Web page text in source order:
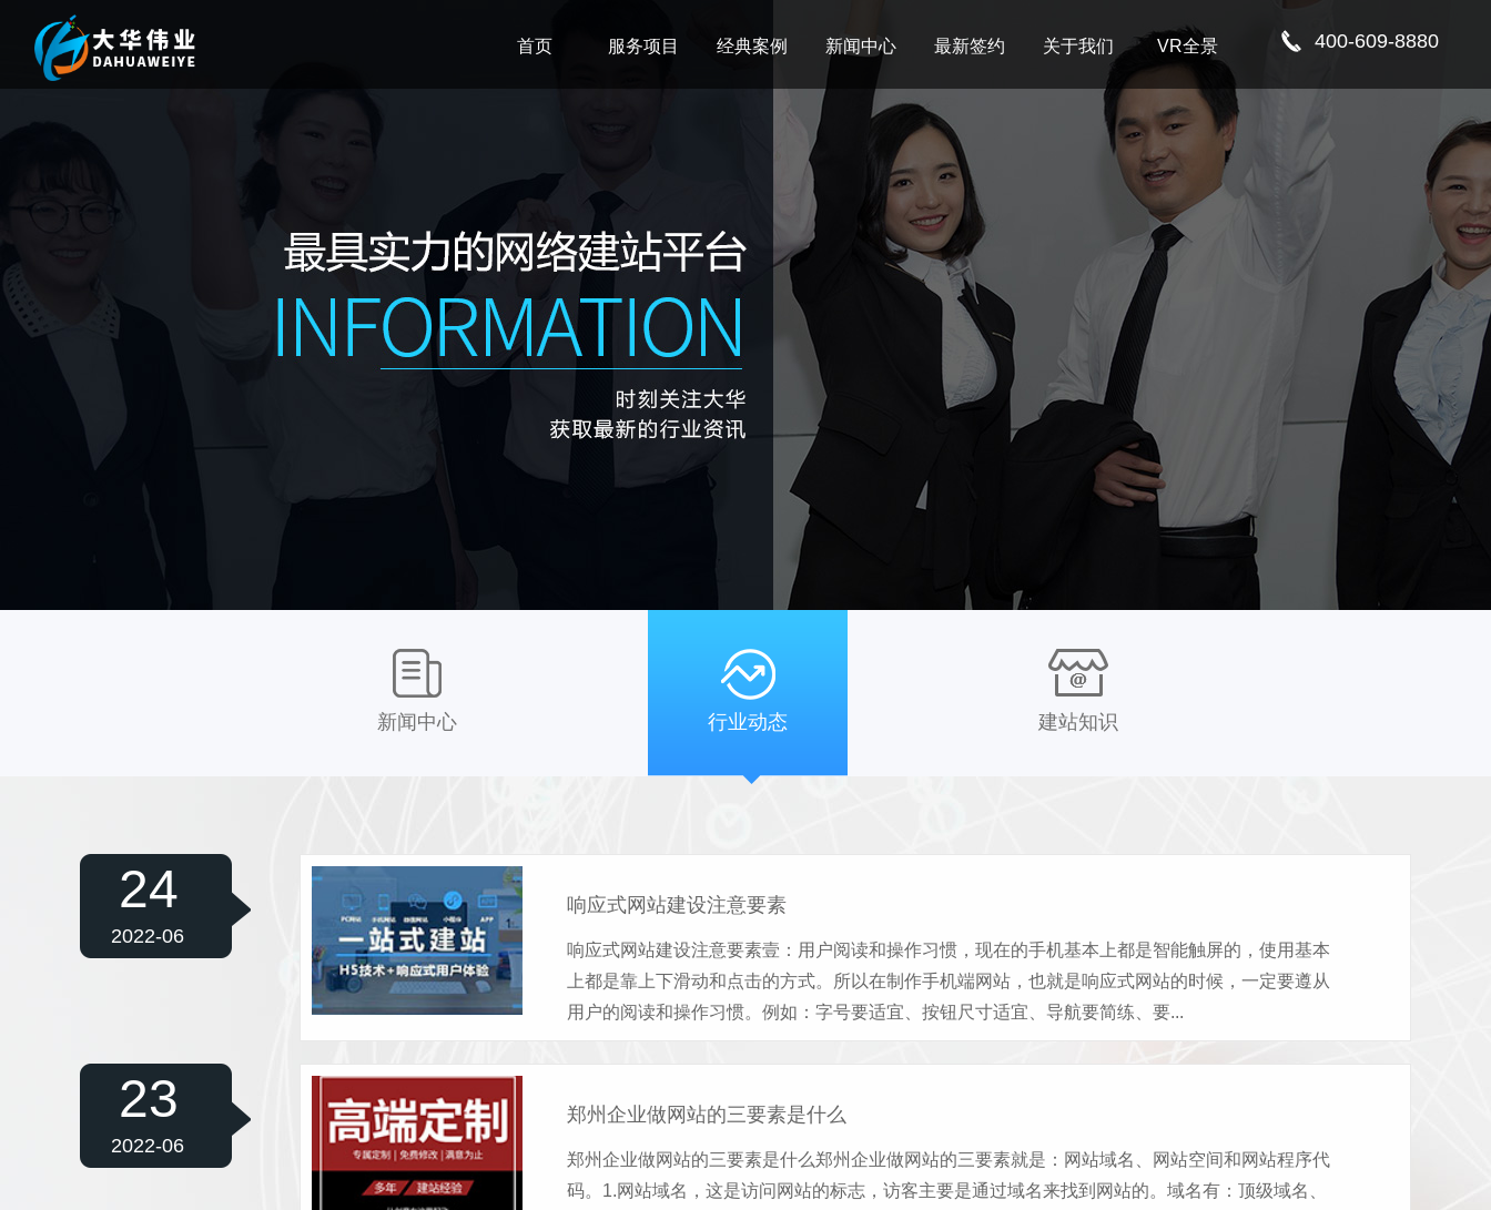
400-609-8880
首页 服务项目 经典案例 新闻中心 最新签约 关于我们 VR全景
新闻中心 行业动态 建站知识
24
2022-06
响应式网站建设注意要素
响应式网站建设注意要素壹：用户阅读和操作习惯，现在的手机基本上都是智能触屏的，使用基本
上都是靠上下滑动和点击的方式。所以在制作手机端网站，也就是响应式网站的时候，一定要遵从
用户的阅读和操作习惯。例如：字号要适宜、按钮尺寸适宜、导航要简练、要...
23
2022-06
郑州企业做网站的三要素是什么
郑州企业做网站的三要素是什么郑州企业做网站的三要素就是：网站域名、网站空间和网站程序代
码。1.网站域名，这是访问网站的标志，访客主要是通过域名来找到网站的。域名有：顶级域名、